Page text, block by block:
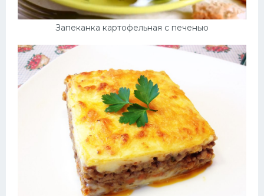
Запеканка картофельная с печенью